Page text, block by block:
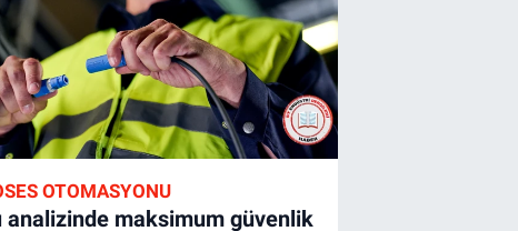
OTOMASYONU
analizinde maksimum güvenlik